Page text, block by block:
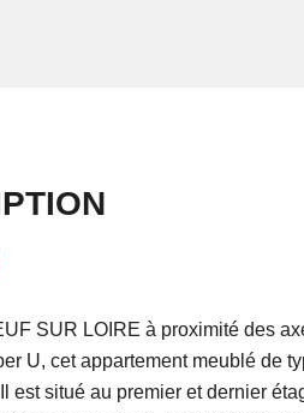
SUR LOIRE à proximité des
U, cet appartement meublé de
est situé au premier et dernier